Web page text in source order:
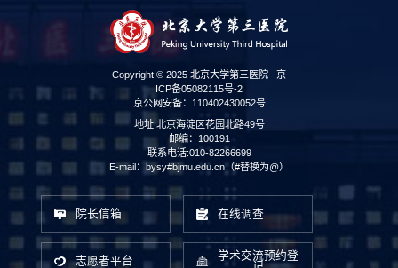
Copyright © 2025 北京大学第三医院 京
ICP备05082115号-2
京公网安备：110402430052号
地址:北京海淀区花园北路49号
邮编：100191
联系电话:010-82266699
E-mail：bysy#bjmu.edu.cn（#替换为@）
院长信箱 在线调查
志愿者平台
学术交流预约登